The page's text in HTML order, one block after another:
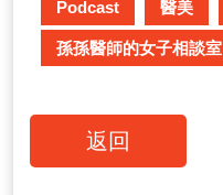
Podcast 醫美
孫孫醫師的女子相談室
返回